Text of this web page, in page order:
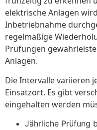
elektrische Anlagen
Inbetriebnahme
regelmäßige
Prüfungen
Anlagen.
Die Intervalle variieren
Einsatzort. Es gibt
eingehalten werden
Jährliche Prüfung